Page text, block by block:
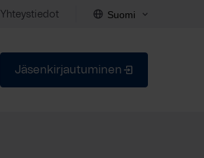
Yhteystiedot Suomi
Jäsenkirjautuminen